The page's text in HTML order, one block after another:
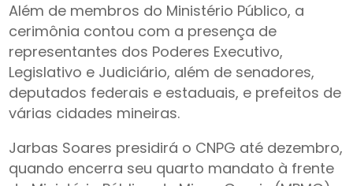
Além de membros do Ministério Público, a
cerimônia contou com a presença de
representantes dos Poderes Executivo,
Legislativo e Judiciário, além de senadores,
deputados federais e estaduais, e prefeitos de
várias cidades mineiras.
Jarbas Soares presidirá o CNPG até dezembro,
quando encerra seu quarto mandato à frente